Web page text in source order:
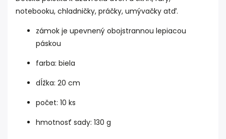
notebooku, chladničky, práčky, umývačky atď.
zámok je upevnený obojstrannou lepiacou
páskou
farba: biela
dĺžka: 20 cm
počet: 10 ks
hmotnosť sady: 130 g